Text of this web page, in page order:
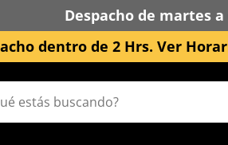
Despacho de martes
dentro de 2 Hrs. Ver